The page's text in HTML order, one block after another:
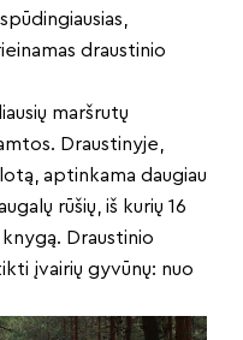
draustinio
maršrutų
Draustinyje,
aptinkama daugiau
rūšių, iš kurių 16
Draustinio
įvairių gyvūnų: nuo